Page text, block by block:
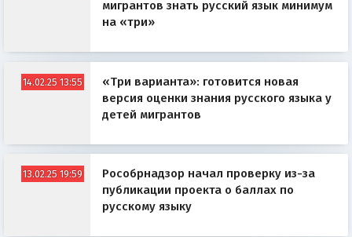
мигрантов знать русский язык минимум
на «три»
14.02.25 13:55
«Три варианта»: готовится новая
версия оценки знания русского языка у
детей мигрантов
13.02.25 19:59
Рособрнадзор начал проверку из-за
публикации проекта о баллах по
русскому языку